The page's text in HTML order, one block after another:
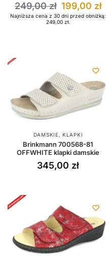
249,00zł 199,00 zł
Najniższa cena z 30 dni przed obniżką:
249,00 zł.
DAMSKIE,KLAPKI
Brinkmann 700568-81
OFFWHITE klapki damskie
345,00 zł